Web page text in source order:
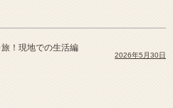
！現地での生活編
2026年5月30日